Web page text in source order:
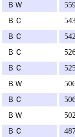
ＢＷ
ＢＣ
ＢＣ
ＢＣ
ＢＣ
ＢＷ
ＢＣ
ＢＷ
ＢＣ